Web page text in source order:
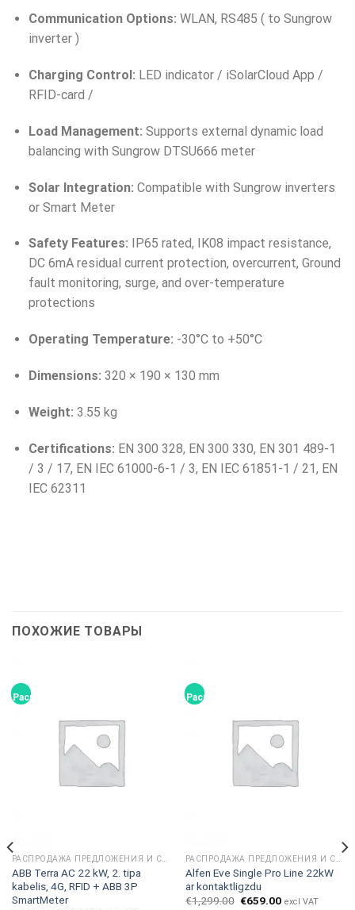
Communication Options: WLAN, RS485 ( to Sungrow
inverter )
Charging Control: LED indicator / iSolarCloud App /
RFID-card /
Load Management: Supports external dynamic load
balancing with Sungrow DTSU666 meter
Solar Integration: Compatible with Sungrow inverters
or Smart Meter
Safety Features: IP65 rated, IK08 impact resistance,
DC 6mA residual current protection, overcurrent, Ground
fault monitoring, surge, and over-temperature
protections
Operating Temperature: -30°C to +50°C
Dimensions: 320 × 190 × 130 mm
Weight: 3.55 kg
Certifications: EN 300 328, EN 300 330, EN 301 489-1
/ 3 / 17, EN IEC 61000-6-1 / 3, EN IEC 61851-1 / 21, EN
IEC 62311
ПОХОЖИЕ ТОВАРЫ
Распродажа!
РАСПРОДАЖА ПРЕДЛОЖЕНИЯ И СКИДКИ
ABB Terra AC 22 kW, 2. tipa
kabelis, 4G, RFID + ABB 3P
SmartMeter
Распродажа!
РАСПРОДАЖА ПРЕДЛОЖЕНИЯ И СКИДКИ
Alfen Eve Single Pro Line 22kW
ar kontaktligzdu
€1,299.00 Первоначальная
€659.00Текущая
excl VAT